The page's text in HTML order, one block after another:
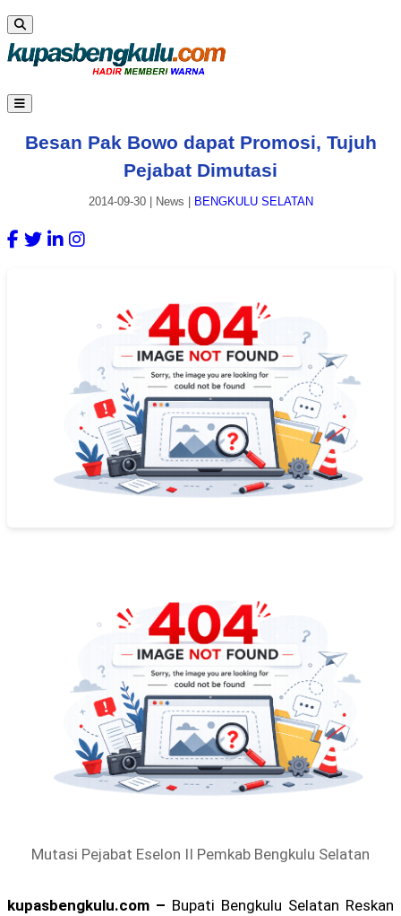
Besan Pak Bowo dapat Promosi, Tujuh
Pejabat Dimutasi
2014-09-30| News BENGKULU SELATAN
Mutasi Pejabat Eselon II Pemkab Bengkulu Selatan
kupasbengkulu.com – Bupati Bengkulu Selatan Reskan